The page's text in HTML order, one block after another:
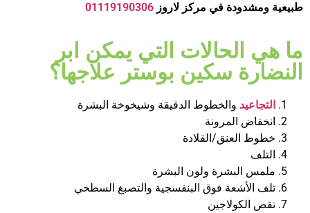
طبيعية ومشدودة في مركز لاروز 01119190306
ما هي الحالات التي يمكن ابر
النضارة سكين بوستر علاجها؟
التجاعيد والخطوط الدقيقة وشيخوخة البشرة
انخفاض المرونة
خطوط العنق/القلادة
التلف
ملمس البشرة ولون البشرة
تلف الأشعة فوق البنفسجية والتصبغ السطحي
نقص الكولاجين